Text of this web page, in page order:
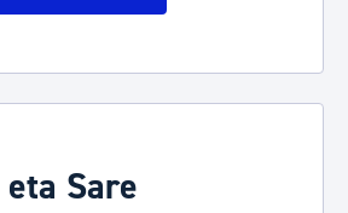
Sare